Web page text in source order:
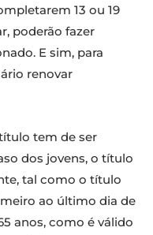
13 ou 19
poderão fazer
E sim, para
renovar
tem de ser
dos jovens, o título
tal como o título
ao último dia de
anos, como é válido